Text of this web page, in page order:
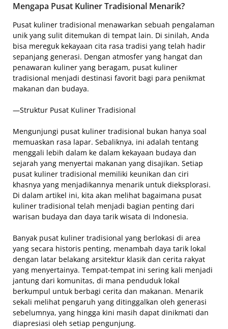
Mengapa Pusat Kuliner Tradisional Menarik?
Pusat kuliner tradisional menawarkan sebuah pengalaman
unik yang sulit ditemukan di tempat lain. Di sinilah, Anda
bisa mereguk kekayaan cita rasa tradisi yang telah hadir
sepanjang generasi. Dengan atmosfer yang hangat dan
penawaran kuliner yang beragam, pusat kuliner
tradisional menjadi destinasi favorit bagi para penikmat
makanan dan budaya.
—Struktur Pusat Kuliner Tradisional
Mengunjungi pusat kuliner tradisional bukan hanya soal
memuaskan rasa lapar. Sebaliknya, ini adalah tentang
menggali lebih dalam ke dalam kekayaan budaya dan
sejarah yang menyertai makanan yang disajikan. Setiap
pusat kuliner tradisional memiliki keunikan dan ciri
khasnya yang menjadikannya menarik untuk dieksplorasi.
Di dalam artikel ini, kita akan melihat bagaimana pusat
kuliner tradisional telah menjadi bagian penting dari
warisan budaya dan daya tarik wisata di Indonesia.
Banyak pusat kuliner tradisional yang berlokasi di area
yang secara historis penting, menambah daya tarik lokal
dengan latar belakang arsitektur klasik dan cerita rakyat
yang menyertainya. Tempat-tempat ini sering kali menjadi
jantung dari komunitas, di mana penduduk lokal
berkumpul untuk berbagi cerita dan makanan. Menarik
sekali melihat pengaruh yang ditinggalkan oleh generasi
sebelumnya, yang hingga kini masih dapat dinikmati dan
diapresiasi oleh setiap pengunjung.